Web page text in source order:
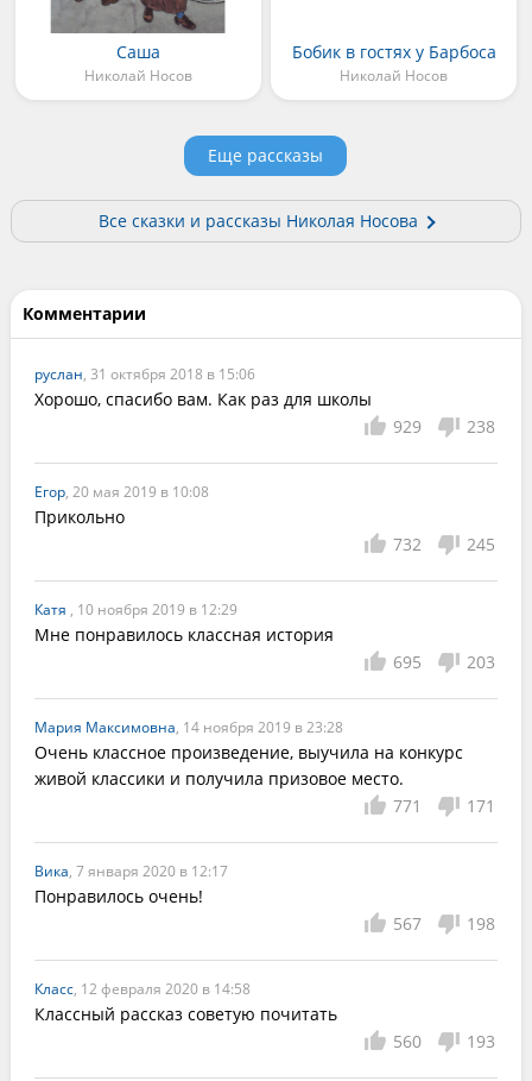
Саша
Николай Носов
Бобик в гостях у Барбоса
Николай Носов
Еще рассказы
Все сказки и рассказы Николая Носова
Комментарии
руслан, 31 октября 2018 в 15:06
Хорошо, спасибо вам. Как раз для школы
929
238
Егор, 20 мая 2019 в 10:08
Прикольно
732
245
Катя , 10 ноября 2019 в 12:29
Мне понравилось классная история
695
203
Мария Максимовна, 14 ноября 2019 в 23:28
Очень классное произведение, выучила на конкурс
живой классики и получила призовое место.
771
171
Вика, 7 января 2020 в 12:17
Понравилось очень!
567
198
Класс, 12 февраля 2020 в 14:58
Классный рассказ советую почитать
560
193